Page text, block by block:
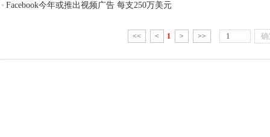
Facebook今年或推出视频广告 每支250万美元
<< < 1 > >>